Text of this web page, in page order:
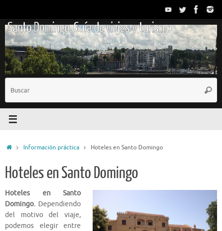
contenido
Santo Domingo. Guía de viajes y turismo
InicioInformación práctica Hoteles en Santo Domingo
Hoteles en Santo Domingo
Hoteles en Santo
Domingo. Dependiendo
del motivo del viaje,
podemos elegir entre